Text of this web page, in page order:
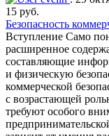
15 руб.
Безопасность
Вступление Само
расширенное
составляющие
и физическую
коммерческой
с возрастающей
требуют особого